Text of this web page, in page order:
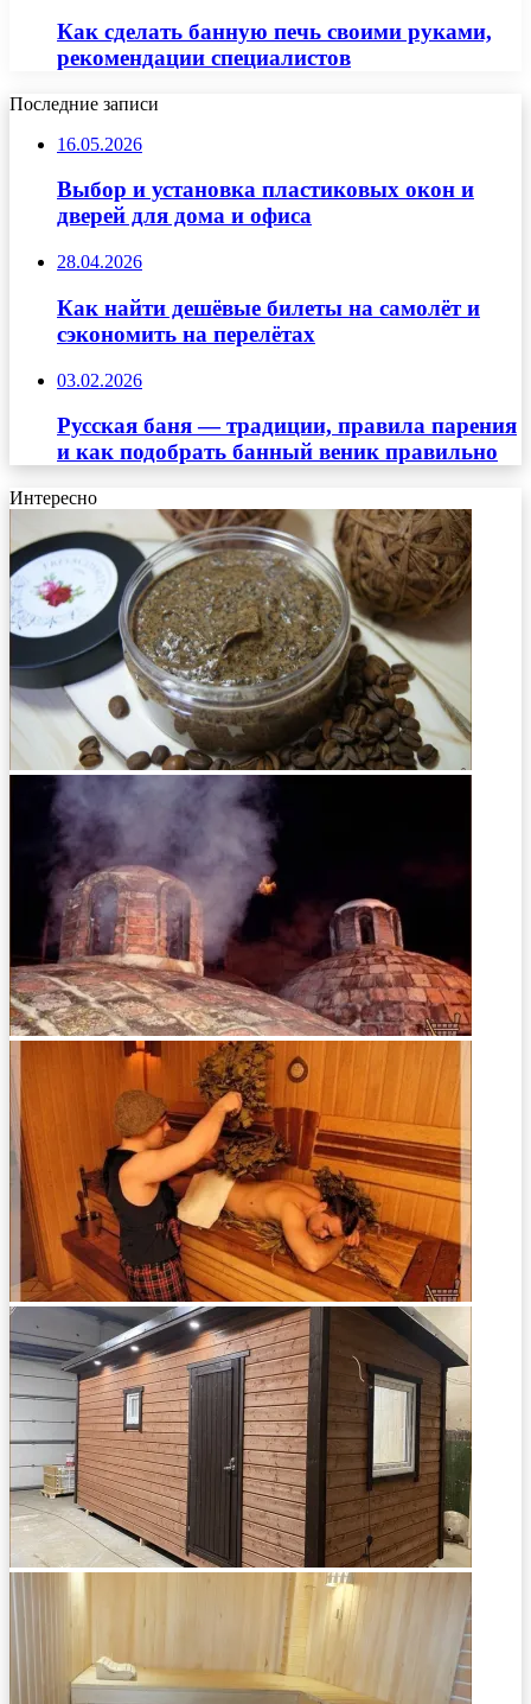
Как сделать банную печь своими руками,
рекомендации специалистов
Последние записи
16.05.2026
Выбор и установка пластиковых окон и
дверей для дома и офиса
28.04.2026
Как найти дешёвые билеты на самолёт и
сэкономить на перелётах
03.02.2026
Русская баня — традиции, правила парения
и как подобрать банный веник правильно
Интересно